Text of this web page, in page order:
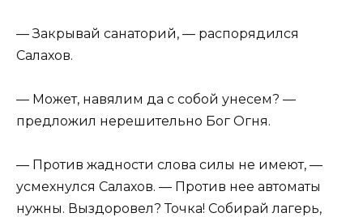
— Закрывай санаторий, — распорядился
Салахов.
— Может, навялим да с собой унесем? —
предложил нерешительно Бог Огня.
— Против жадности слова силы не имеют, —
усмехнулся Салахов. — Против нее автоматы
нужны. Выздоровел? Точка! Собирай лагерь,